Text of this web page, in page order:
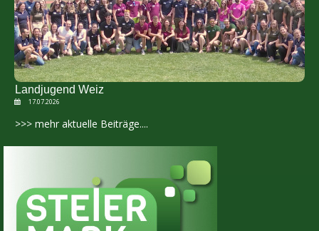
Landjugend Weiz
17.07.2026
>>> mehr aktuelle Beiträge....